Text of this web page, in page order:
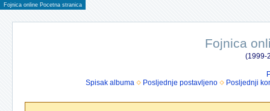
Fojnica online Pocetna stranica
Fojnica
(1999-
Spisak albuma
Posljednje postavljeno Posljednji